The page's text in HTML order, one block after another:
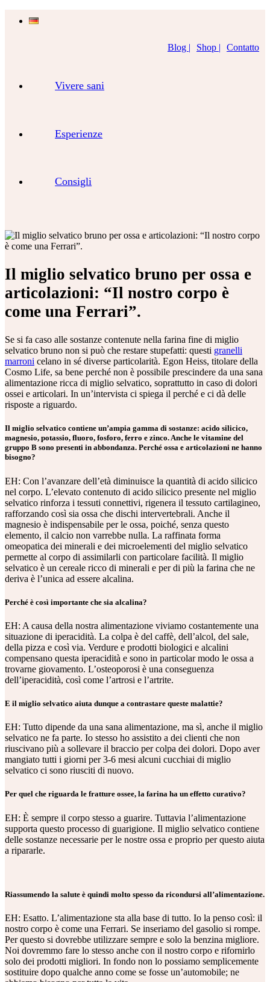
Blog | Shop | Contatto
Vivere sani
Esperienze
Consigli
Il miglio selvatico bruno per ossa e
articolazioni: “Il nostro corpo è
come una Ferrari”.
Se si fa caso alle sostanze contenute nella farina fine di miglio
selvatico bruno non si può che restare stupefatti: questi granelli
marroni celano in sé diverse particolarità. Egon Heiss, titolare della
Cosmo Life, sa bene perché non è possibile prescindere da una sana
alimentazione ricca di miglio selvatico, soprattutto in caso di dolori
ossei e articolari. In un’intervista ci spiega il perché e ci dà delle
risposte a riguardo.
Il miglio selvatico contiene un’ampia gamma di sostanze: acido silicico,
magnesio, potassio, fluoro, fosforo, ferro e zinco. Anche le vitamine del
gruppo B sono presenti in abbondanza. Perché ossa e articolazioni ne hanno
bisogno?
EH: Con l’avanzare dell’età diminuisce la quantità di acido silicico
nel corpo. L’elevato contenuto di acido silicico presente nel miglio
selvatico rinforza i tessuti connettivi, rigenera il tessuto cartilagineo,
rafforzando così sia ossa che dischi intervertebrali. Anche il
magnesio è indispensabile per le ossa, poiché, senza questo
elemento, il calcio non varrebbe nulla. La raffinata forma
omeopatica dei minerali e dei microelementi del miglio selvatico
permette al corpo di assimilarli con particolare facilità. Il miglio
selvatico è un cereale ricco di minerali e per di più la farina che ne
deriva è l’unica ad essere alcalina.
Perché è così importante che sia alcalina?
EH: A causa della nostra alimentazione viviamo costantemente una
situazione di iperacidità. La colpa è del caffè, dell’alcol, del sale,
della pizza e così via. Verdure e prodotti biologici e alcalini
compensano questa iperacidità e sono in particolar modo le ossa a
trovarne giovamento. L’osteoporosi è una conseguenza
dell’iperacidità, così come l’artrosi e l’artrite.
E il miglio selvatico aiuta dunque a contrastare queste malattie?
EH: Tutto dipende da una sana alimentazione, ma sì, anche il miglio
selvatico ne fa parte. Io stesso ho assistito a dei clienti che non
riuscivano più a sollevare il braccio per colpa dei dolori. Dopo aver
mangiato tutti i giorni per 3-6 mesi alcuni cucchiai di miglio
selvatico ci sono riusciti di nuovo.
Per quel che riguarda le fratture ossee, la farina ha un effetto curativo?
EH: È sempre il corpo stesso a guarire. Tuttavia l’alimentazione
supporta questo processo di guarigione. Il miglio selvatico contiene
delle sostanze necessarie per le nostre ossa e proprio per questo aiuta
a ripararle.
Riassumendo la salute è quindi molto spesso da ricondursi all’alimentazione.
EH: Esatto. L’alimentazione sta alla base di tutto. Io la penso così: il
nostro corpo è come una Ferrari. Se inseriamo del gasolio si rompe.
Per questo si dovrebbe utilizzare sempre e solo la benzina migliore.
Noi dovremmo fare lo stesso anche con il nostro corpo e rifornirlo
solo dei prodotti migliori. In fondo non lo possiamo semplicemente
sostituire dopo qualche anno come se fosse un’automobile; ne